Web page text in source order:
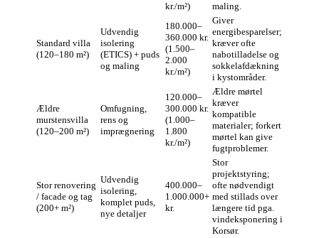
kr./m²)
maling.
Standard villa
(120–180 m²)
Udvendig
isolering
(ETICS) + puds
og maling
180.000–
360.000 kr.
(1.500–
2.000
kr./m²)
Giver
energibesparelser;
kræver ofte
nabotilladelse og
sokkelafdækning
i kystområder.
Ældre
murstensvilla
(120–200 m²)
Omfugning,
rens og
imprægnering
120.000–
300.000 kr.
(1.000–
1.800
kr./m²)
Ældre mørtel
kræver
kompatible
materialer; forkert
mørtel kan give
fugtproblemer.
Stor renovering
/ facade og tag
(200+ m²)
Udvendig
isolering,
komplet puds,
nye detaljer
400.000–
1.000.000+
kr.
Stor
projektstyring;
ofte nødvendigt
med stillads over
længere tid pga.
vindeksponering i
Korsør.